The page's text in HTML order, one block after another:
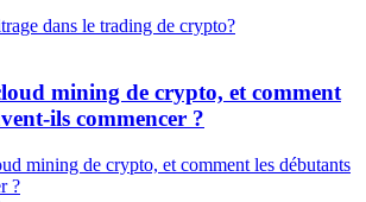
mining de crypto, et comment
ils commencer ?